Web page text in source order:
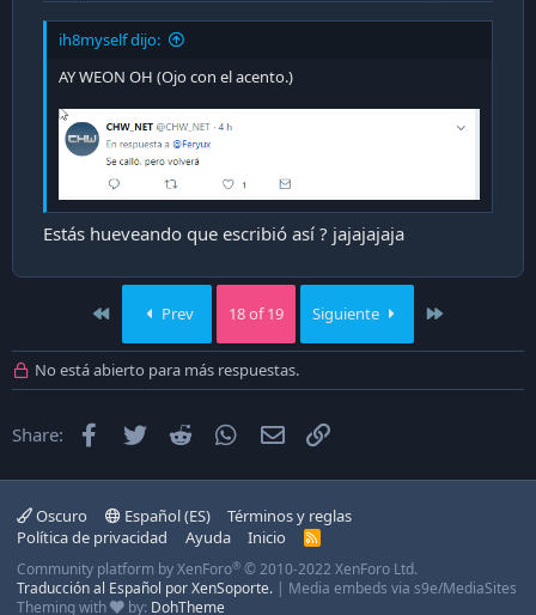
ih8myself dijo:
AY WEON OH (Ojo con el acento.)
Estás hueveando que escribió así ? jajajajaja
First Prev 18 of 19 Siguiente
No está abierto para más respuestas.
Share: Facebook
Twitter Reddit WhatsApp
Email
Oscuro Español (ES)
Términos y reglas
Política de privacidad
Ayuda Inicio
R
S
Community platform by XenForo® © 2010-2022 XenForo Ltd.
Traducción al Español por XenSoporte. | Media embeds via s9e/MediaSites
Theming with
by: DohTheme